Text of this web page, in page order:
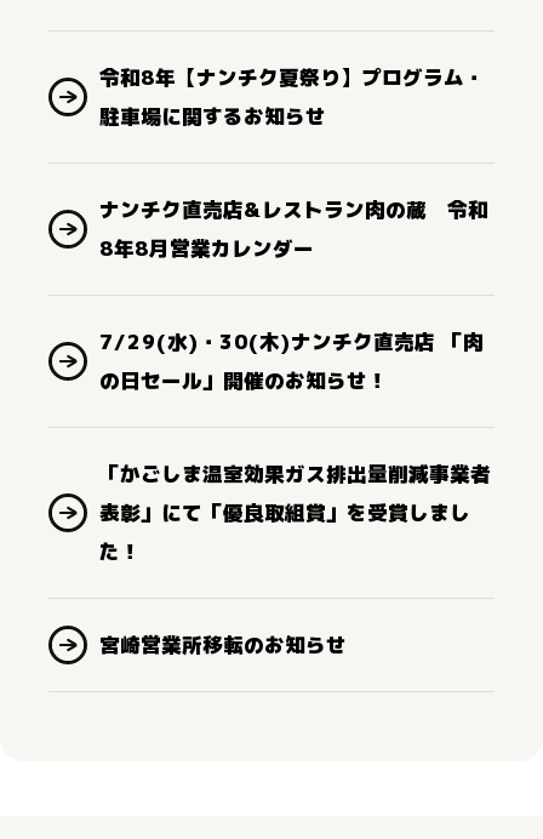
令和8年【ナンチク夏祭り】プログラム・
駐車場に関するお知らせ
ナンチク直売店&レストラン肉の蔵 令和
8年8月営業カレンダー
7/29(水)・30(木)ナンチク直売店 「肉
の日セール」開催のお知らせ！
「かごしま温室効果ガス排出量削減事業者
表彰」にて「優良取組賞」を受賞しまし
た！
宮崎営業所移転のお知らせ